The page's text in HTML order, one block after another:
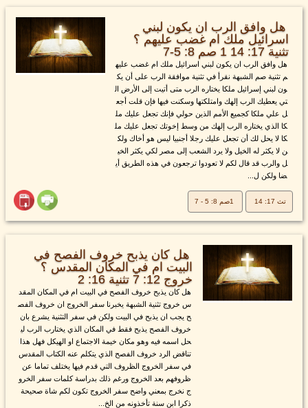
هل وافق الرب ان يكون لبني
اسرائيل ملك ام غضب عليهم ؟
تثنية 17: 14 1 صم 8: 5-7
هل وافق الرب ان يكون لبني اسرائيل ملك ام غضب عليه
م تثنية صم الشبهة نقرأ في تثنية موافقة الرب على أن يك
ون لبني إسرائيل ملكا يختاره الرب متى أتيت إلى الأرض ال
تي يعطيك الرب إلهك وامتلكتها وسكنت فيها فإن قلت أجع
ل علي ملكا كجميع الأمم الذين حولي فإنك تجعل عليك مل
كا الذي يختاره الرب إلهك من وسط إخوتك تجعل عليك مل
كا لا يحل لك أن تجعل عليك رجلا أجنبيا ليس هو أخاك ولك
ن لا يكثر له الخيل ولا يرد الشعب إلى مصر لكي يكثر الخي
ل والرب قد قال لكم لا تعودوا ترجعون في هذه الطريق أي
ضا ولكن ل...
تث 17: 14
هل كان يذبح خروف الفصح في
البيت ام في المكان المقدس ؟
خروج 12: 7 تثنية 16: 2
هل كان يذبح خروف الفصح في البيت ام في المكان المقد
س خروج تثنية الشبهة يخبرنا سفر الخروج ان خروف الفص
ح يجب ان يذبح في البيت ولكن في سفر التثنية يشرع بان
خروف الفصح يذبح فقط في المكان الذي يختارب الرب لي
حل اسمه فيه وهو مكان خيمة الاجتماع او الهيكل فهل هذا
تناقض الرد خروف الفصح الذي يتكلم عنه الكتاب المقدس
في سفر الخروج الظروف التي قدم فيها يختلف تماما عن
ظروفهم بعد الخروج ورغم ذلك بدراسة كلمات سفر الخرو
ج نخرج بمعني واضح سفر الخروج تكون لكم شاة صحيحة
ذكرا ابن سنة تأخذونه من الخ...